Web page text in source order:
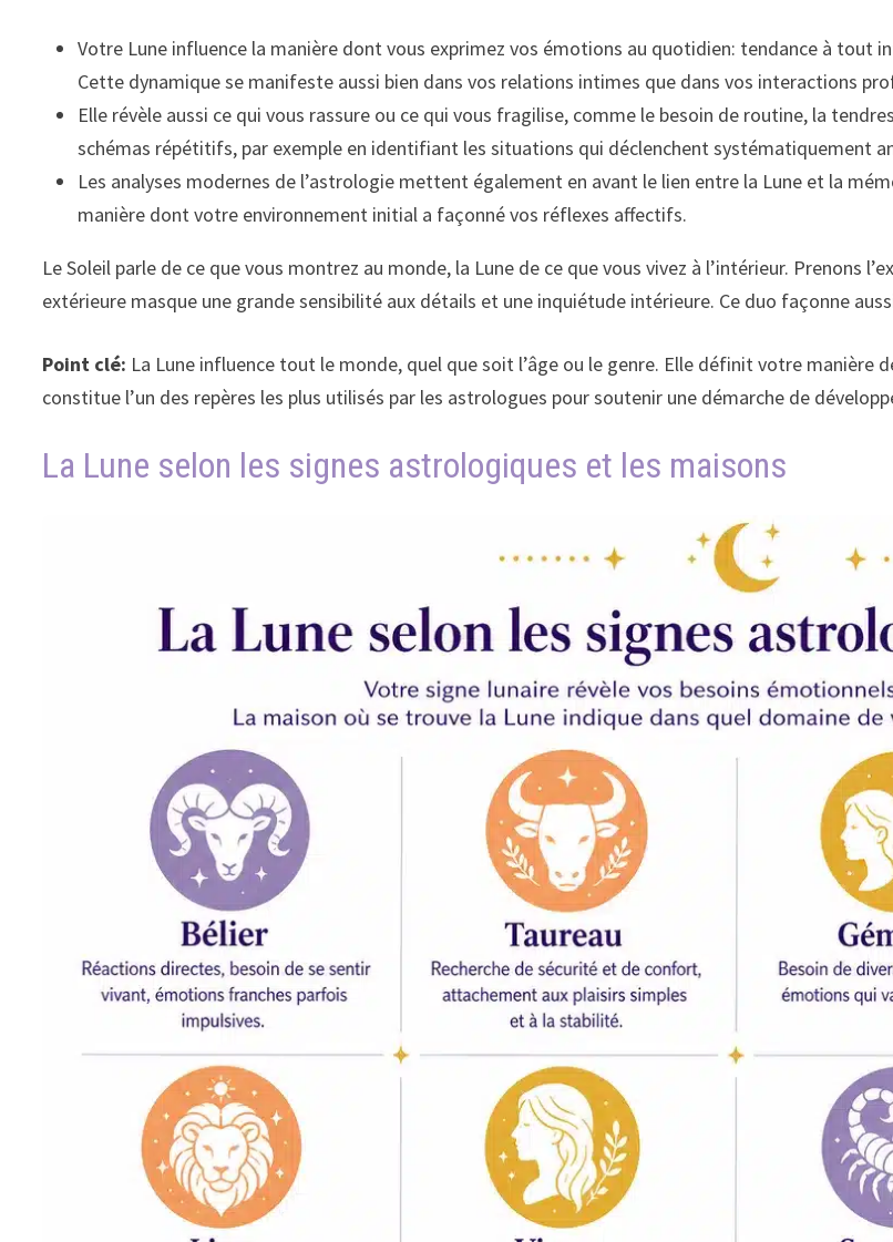
Votre Lune influence la manière dont vous exprimez vos émotions au quotidien: tendance à tout
Cette dynamique se manifeste aussi bien dans vos relations intimes que dans vos interactions
Elle révèle aussi ce qui vous rassure ou ce qui vous fragilise, comme le besoin de routine, la
schémas répétitifs, par exemple en identifiant les situations qui déclenchent systématiquement
Les analyses modernes de l’astrologie mettent également en avant le lien entre la Lune et la
manière dont votre environnement initial a façonné vos réflexes affectifs.
Le Soleil parle de ce que vous montrez au monde, la Lune de ce que vous vivez à l’intérieur. Prenons
extérieure masque une grande sensibilité aux détails et une inquiétude intérieure. Ce duo façonne
Point clé: La Lune influence tout le monde, quel que soit l’âge ou le genre. Elle définit votre manière
constitue l’un des repères les plus utilisés par les astrologues pour soutenir une démarche de
La Lune selon les signes astrologiques et les maisons